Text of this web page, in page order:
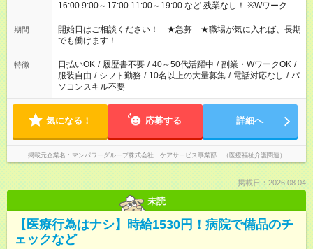
16:00 9:00～17:00 11:00～19:00 など 残業なし！ ※Wワークの
場合、他のお仕事と合わせ週40時間超の就業はご案内できませ
ん ※法令に基づき、週20時間以上勤務は社会保険への加入対象
となります ※労働者派遣法（日雇い派遣の原則禁止）により、
短時間・短期間の就業はご案内が難しい場合があります
期間
開始日はご相談ください！ ★急募 ★職場が気に入れば、長期
でも働けます！
特徴 日払いOK / 履歴書不要 / 40～50代活躍中 / 副業・WワークOK /
服装自由 / シフト勤務 / 10名以上の大量募集 / 電話対応なし / パ
ソコンスキル不要
気になる！ 応募する 詳細へ
掲載元企業名 マンパワーグループ株式会社 ケアサービス事業部 （医療福祉介護関連）
掲載日：2026.08.04
未読
【医療行為はナシ】時給1530円！病院で備品のチ
ェックなど